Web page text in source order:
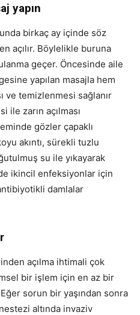
yapın
birkaç ay içinde söz
açılır. Böylelikle buruna
geçer. Öncesinde aile
yapılan masajla hem
ve temizlenmesi sağlanır
ile zarın açılması
gözler çapaklı
akıntı, sürekli tuzlu
su ile yıkayarak
ikincil enfeksiyonlar için
damlalar
açılma ihtimali çok
bir işlem için en az bir
sorun bir yaşından sonra
altında invaziv